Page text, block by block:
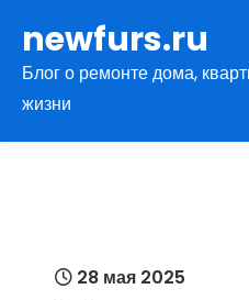
содержимому
newfurs.ru
Блог о ремонте дома,
жизни
28 мая 2025